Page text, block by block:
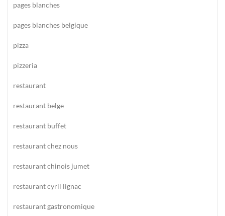
pages blanches
pages blanches belgique
pizza
pizzeria
restaurant
restaurant belge
restaurant buffet
restaurant chez nous
restaurant chinois jumet
restaurant cyril lignac
restaurant gastronomique